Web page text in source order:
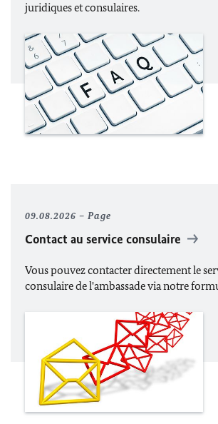
juridiques et consulaires.
09.08.2026 Page
Contact au service consulaire
Vous pouvez contacter directement le
consulaire de l'ambassade via notre